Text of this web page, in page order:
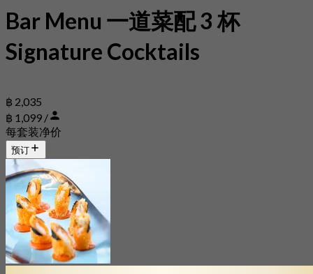
Bar Menu 一道菜配 3 杯
Signature Cocktails
฿ 2,035
฿ 1,099 /
每套装净价
预订